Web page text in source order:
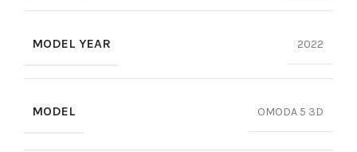
MODEL YEAR 2022
MODEL OMODA 5 3D